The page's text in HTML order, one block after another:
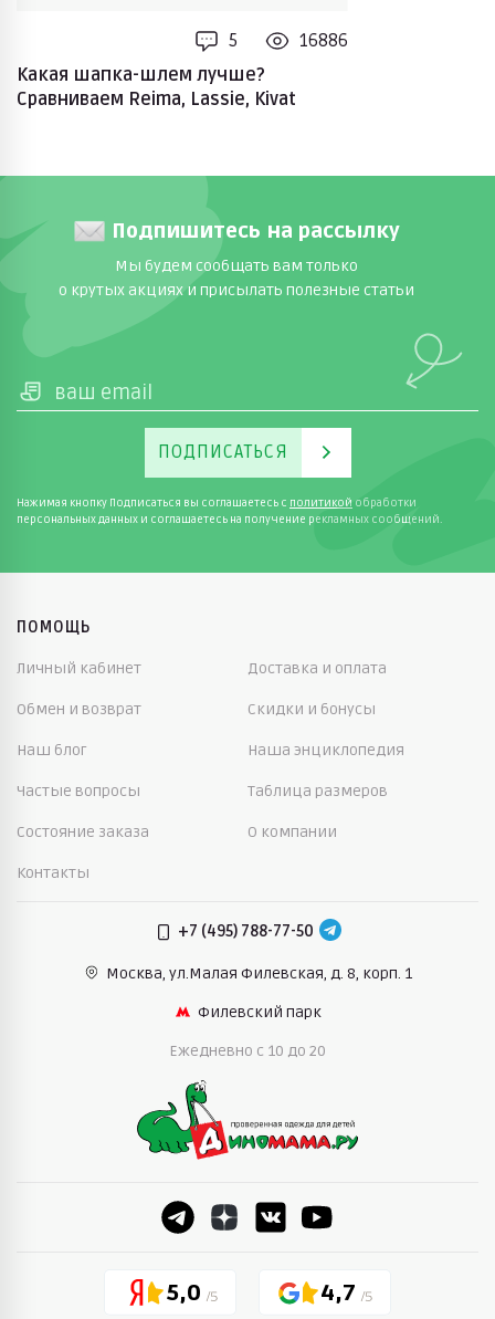
5
16886
Какая шапка-шлем лучше?
Сравниваем Reima, Lassie, Kivat
Подпишитесь на рассылку
Мы будем сообщать вам только
о крутых акциях и присылать полезные статьи
ПОДПИСАТЬСЯ
Нажимая кнопку Подписаться вы соглашаетесь с политикой обработки
персональных данных и соглашаетесь на получение рекламных сообщений.
ПОМОЩЬ
Личный кабинет Доставка и оплата
Обмен и возврат Скидки и бонусы
Наш блог Наша энциклопедия
Частые вопросы Таблица размеров
Состояние заказа О компании
Контакты
+7 (495) 788-77-50
Москва, ул.Малая Филевская, д. 8, корп. 1
Филевский парк
Ежедневно c 10 до 20
5,0 4,7